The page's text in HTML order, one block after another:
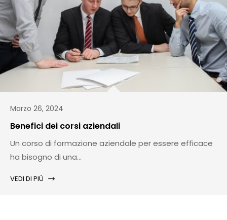
Marzo 26, 2024
Benefici dei corsi aziendali
Un corso di formazione aziendale per essere efficace
ha bisogno di una...
VEDI DI PIÙ